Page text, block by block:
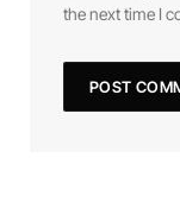
the next time I